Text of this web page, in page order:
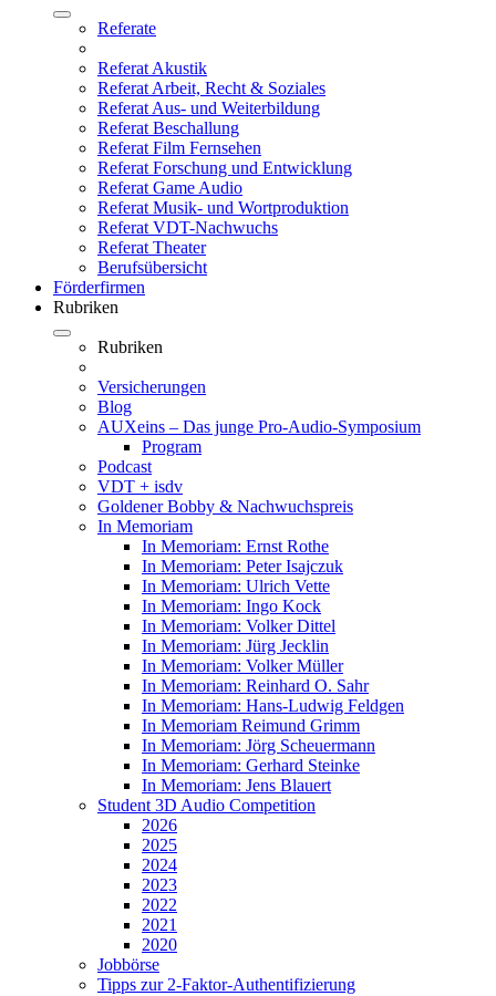
Referate
Referat Akustik
Referat Arbeit, Recht & Soziales
Referat Aus- und Weiterbildung
Referat Beschallung
Referat Film Fernsehen
Referat Forschung und Entwicklung
Referat Game Audio
Referat Musik- und Wortproduktion
Referat VDT-Nachwuchs
Referat Theater
Berufsübersicht
Förderfirmen
Rubriken
Rubriken
Versicherungen
Blog
AUXeins – Das junge Pro-Audio-Symposium
Program
Podcast
VDT + isdv
Goldener Bobby & Nachwuchspreis
In Memoriam
In Memoriam: Ernst Rothe
In Memoriam: Peter Isajczuk
In Memoriam: Ulrich Vette
In Memoriam: Ingo Kock
In Memoriam: Volker Dittel
In Memoriam: Jürg Jecklin
In Memoriam: Volker Müller
In Memoriam: Reinhard O. Sahr
In Memoriam: Hans-Ludwig Feldgen
In Memoriam Reimund Grimm
In Memoriam: Jörg Scheuermann
In Memoriam: Gerhard Steinke
In Memoriam: Jens Blauert
Student 3D Audio Competition
2026
2025
2024
2023
2022
2021
2020
Jobbörse
Tipps zur 2-Faktor-Authentifizierung